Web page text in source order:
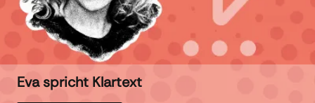
Eva spricht Klartext